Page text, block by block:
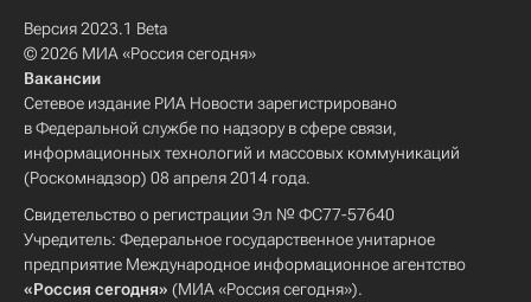
Версия 2023.1 Beta
© 2026 МИА «Россия сегодня»
Вакансии
Сетевое издание РИА Новости зарегистрировано
в Федеральной службе по надзору в сфере связи,
информационных технологий и массовых коммуникаций
(Роскомнадзор) 08 апреля 2014 года.
Свидетельство о регистрации Эл № ФС77-57640
Учредитель: Федеральное государственное унитарное
предприятие Международное информационное агентство
«Россия сегодня» (МИА «Россия сегодня»).